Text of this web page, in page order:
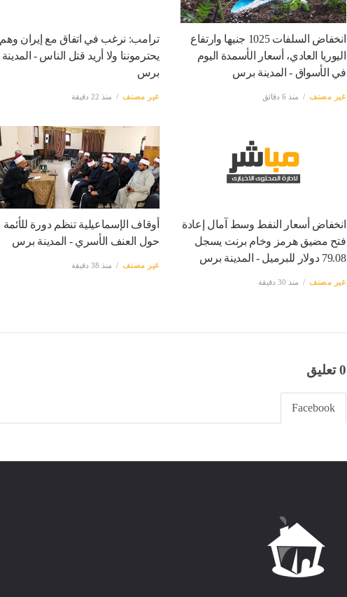
انخفاض السلفات 1025 جنيها وارتفاع
اليوريا العادي، أسعار الأسمدة اليوم
في الأسواق - المدينة برس
غير مصنف منذ 6 دقائق
ترامب: نرغب في اتفاق مع إيران وهم
يحترموننا ولا أريد قتل الناس - المدينة
برس
غير مصنف منذ 22 دقيقة
انخفاض أسعار النفط وسط آمال إعادة
فتح مضيق هرمز وخام برنت يسجل
79.08 دولار للبرميل - المدينة برس
غير مصنف منذ 30 دقيقة
أوقاف الإسماعيلية تنظم دورة للأئمة
حول العنف الأسري - المدينة برس
غير مصنف منذ 38 دقيقة
0 تعليق
Facebook